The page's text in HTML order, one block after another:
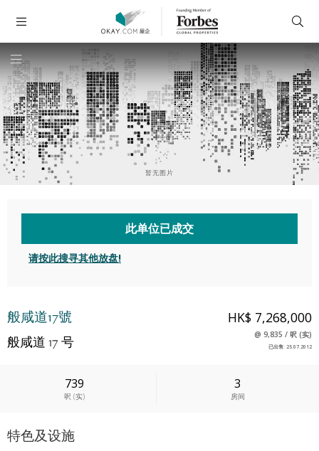
般咸道17號
般咸道 17 号
HK$ 7,268,000
@ 9,835 / 呎 (实)
已出售: 25.07.2012
739
呎 (实)
3
房间
此单位已成交
请按此搜寻其他放盘!
暂无图片
特色及设施